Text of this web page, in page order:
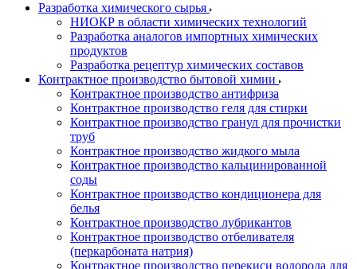
Разработка химического сырья
НИОКР в области химических технологий
Разработка аналогов импортных химических
продуктов
Разработка рецептур химических составов
Контрактное производство бытовой химии
Контрактное производство антифриза
Контрактное производство геля для стирки
Контрактное производство гранул для прочистки
труб
Контрактное производство жидкого мыла
Контрактное производство кальцинированной
соды
Контрактное производство кондиционера для
белья
Контрактное производство лубрикантов
Контрактное производство отбеливателя
(перкарбоната натрия)
Контрактное производство перекиси водорода для